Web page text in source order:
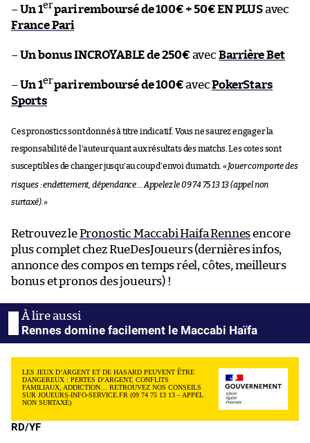
–Un 1erpari remboursé de 100€ + 50€ EN PLUSavec
France Pari
–Un bonus INCROYABLE de 250€ avec Barrière Bet
–Un 1erpari remboursé de 100€avecPokerStars
Sports
Ces pronostics sont donnés à titre indicatif. Vous ne saurez engager la
responsabilité de l’auteur quant aux résultats des matchs. Les cotes sont
susceptibles de changer jusqu’au coup d’envoi du match. «Jouer comporte des
risques : endettement, dépendance… Appelez le 09 74 75 13 13 (appel non
surtaxé). »
Retrouvez lePronostic Maccabi Haifa Rennesencore
plus complet chez RueDesJoueurs (dernières infos,
annonce des compos en temps réel, côtes, meilleurs
bonus et pronos des joueurs) !
Rennes domine facilement le Maccabi Haïfa
LES JEUX D’ARGENT ET DE HASARD PEUVENT ÊTRE
DANGEREUX : PERTES D’ARGENT, CONFLITS
FAMILIAUX, ADDICTION… RETROUVEZ NOS CONSEILS
SUR JOUEURS-INFO-SERVICE.FR (09 74 75 13 13 – APPEL
NON SURTAXÉ)
RD/YF